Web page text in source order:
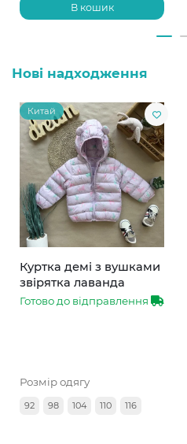
В кошик
Нові надходження
Китай
Куртка демі з вушками
звірятка лаванда
Готово до відправлення
Розмір одягу
92 98 104 110 116